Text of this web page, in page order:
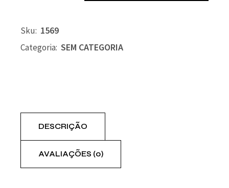
Sku: 1569
Categoria: SEM CATEGORIA
DESCRIÇÃO
AVALIAÇÕES (0)